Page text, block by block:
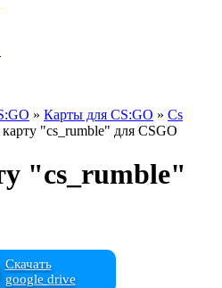
» Карты для CS:GO » Cs
карту "cs_rumble" для CSGO
"cs_rumble"
Скачать
google drive